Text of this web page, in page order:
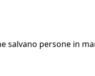
salvano persone in